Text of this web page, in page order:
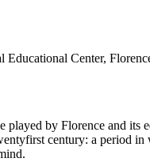
Educational Center,
played by Florence and
century: a period